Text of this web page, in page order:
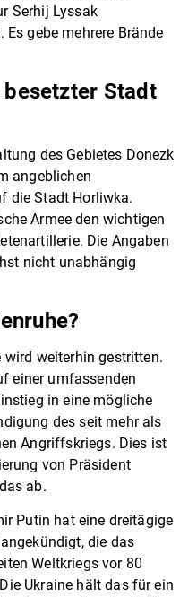
Serhij Lyssak
gebe mehrere Brände
Stadt
des Gebietes Donezk
angeblichen
die Stadt Horliwka.
Armee den wichtigen
Die Angaben
nicht unabhängig
wird weiterhin gestritten.
einer umfassenden
in eine mögliche
des seit mehr als
Angriffskriegs. Dies ist
von Präsident
ab.
Putin hat eine dreitägige
die das
Weltkriegs vor 80
Ukraine hält das für ein